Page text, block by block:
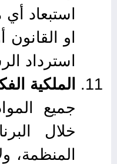
استبعاد
او
استرداد
الملكية
جميع
خلال
المنظمة،